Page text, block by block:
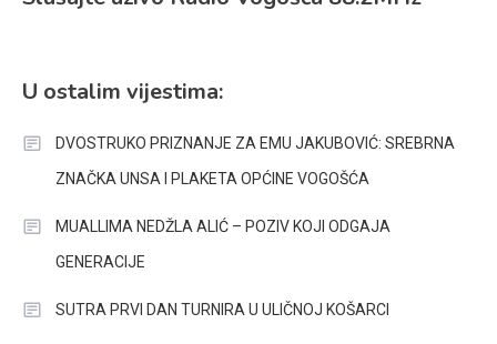
U ostalim vijestima:
DVOSTRUKO PRIZNANJE ZA EMU JAKUBOVIĆ: SREBRNA
ZNAČKA UNSA I PLAKETA OPĆINE VOGOŠĆA
MUALLIMA NEDŽLA ALIĆ – POZIV KOJI ODGAJA
GENERACIJE
SUTRA PRVI DAN TURNIRA U ULIČNOJ KOŠARCI